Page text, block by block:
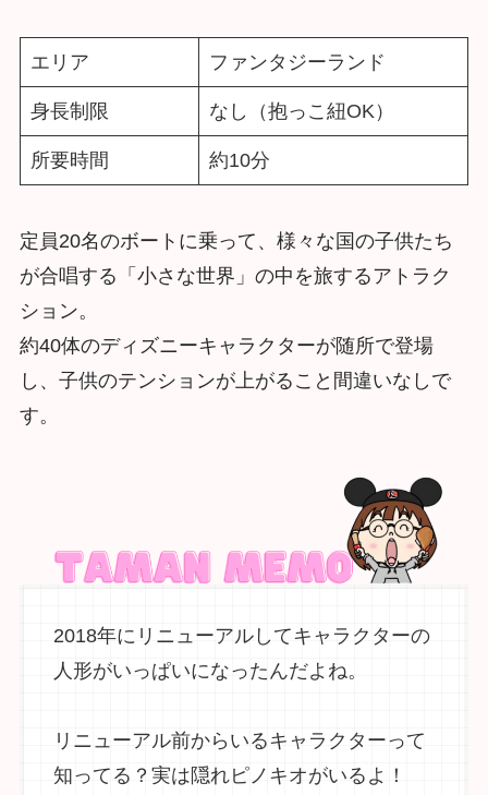
エリア ファンタジーランド
身長制限 なし（抱っこ紐OK）
所要時間 約10分
定員20名のボートに乗って、様々な国の子供たち
が合唱する「小さな世界」の中を旅するアトラク
ション。
約40体のディズニーキャラクターが随所で登場
し、子供のテンションが上がること間違いなしで
す。
2018年にリニューアルしてキャラクターの
人形がいっぱいになったんだよね。
リニューアル前からいるキャラクターって
知ってる？実は隠れピノキオがいるよ！